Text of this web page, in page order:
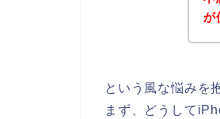
が
という風な悩みを
まず、どうして